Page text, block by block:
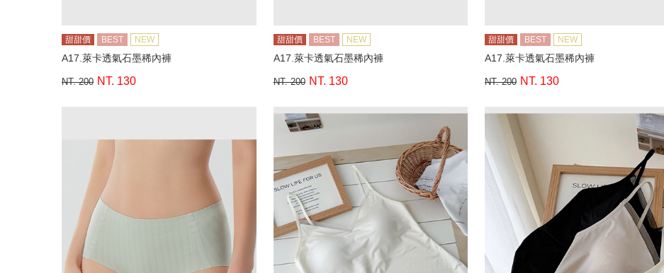
甜甜價 BEST NEW
A17.萊卡透氣石墨稀內褲
NT. 200 NT. 130
甜甜價 BEST NEW
A17.萊卡透氣石墨稀內褲
NT. 200 NT. 130
甜甜價 BEST NEW
A17.萊卡透氣石墨稀內褲
NT. 200 NT. 130